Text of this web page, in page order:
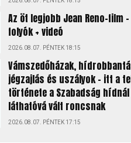
Az öt legjobb Jean Reno-film
folyók + videó
2026.08.07. PÉNTEK 18:15
Vámszedőházak,
jégzajlás és uszályok – itt a
története a Szabadság hídnál
láthatóvá vált roncsnak
2026.08.07. PÉNTEK 17:15